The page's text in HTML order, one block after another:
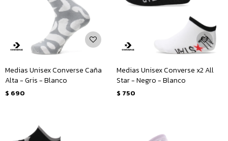
Medias Unisex Converse Caña
Alta - Gris - Blanco
$ 690
Medias Unisex Converse x2 All
Star - Negro - Blanco
$ 750